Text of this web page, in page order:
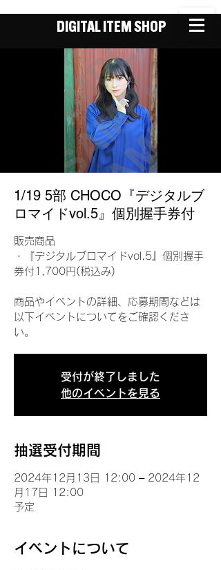
DIGITAL ITEM SHOP
1/19 5部 CHOCO『デジタルブ
ロマイドvol.5』個別握手券付
販売商品
・『デジタルブロマイドvol.5』個別握手
券付1,700円(税込み)
商品やイベントの詳細、応募期間などは
以下イベントについてをご確認くださ
い。
受付が終了しました
他のイベントを見る
抽選受付期間
2024年12月13日 12:00 – 2024年12
月17日 12:00
予定
イベントについて